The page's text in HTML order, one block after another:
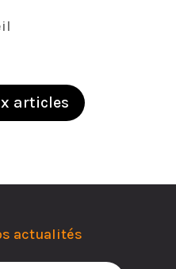
articles
actualités